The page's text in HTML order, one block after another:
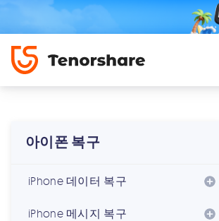
아이폰 복구
iPhone 데이터 복구
iPhone 메시지 복구